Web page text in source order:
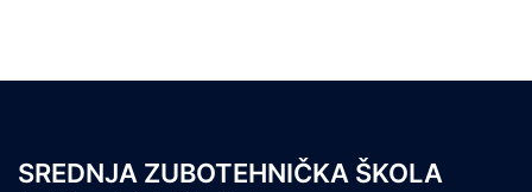
SREDNJA ZUBOTEHNIČKA ŠKOLA